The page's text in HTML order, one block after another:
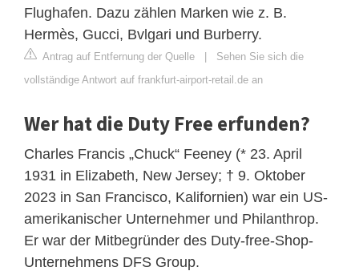
Flughafen. Dazu zählen Marken wie z. B.
Hermès, Gucci, Bvlgari und Burberry.
Antrag auf Entfernung der Quelle | Sehen Sie sich die
vollständige Antwort auf frankfurt-airport-retail.de an
Wer hat die Duty Free erfunden?
Charles Francis „Chuck“ Feeney (* 23. April
1931 in Elizabeth, New Jersey; † 9. Oktober
2023 in San Francisco, Kalifornien) war ein US-
amerikanischer Unternehmer und Philanthrop.
Er war der Mitbegründer des Duty-free-Shop-
Unternehmens DFS Group.